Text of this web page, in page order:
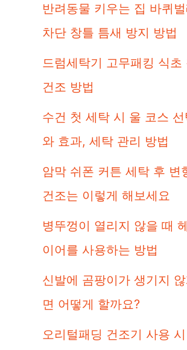
반려동물 키우는 집 바퀴
차단 창틀 틈새 방지 방법
드럼세탁기 고무패킹 식초
건조 방법
수건 첫 세탁 시 울 코스
와 효과, 세탁 관리 방법
암막 쉬폰 커튼 세탁 후 변
건조는 이렇게 해보세요
병뚜껑이 열리지 않을 때
이어를 사용하는 방법
신발에 곰팡이가 생기지
면 어떻게 할까요?
오리털패딩 건조기 사용